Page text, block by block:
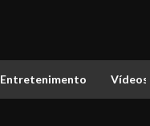
Entretenimento Vídeos